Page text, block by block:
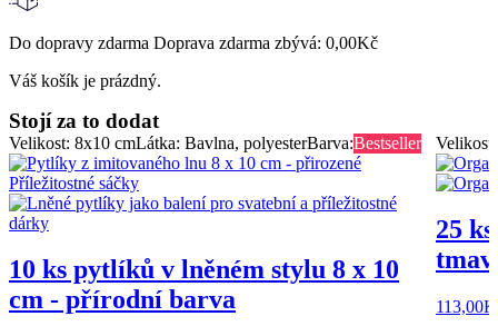
Do dopravy zdarma Doprava zdarma zbývá: 0,00Kč
Váš košík je prázdný.
Stojí za to dodat
Velikost: 8x10 cmLátka: Bavlna, polyesterBarva:Bestseller
10 ks pytlíků v lněném stylu 8 x 10
cm - přírodní barva
25
113,00